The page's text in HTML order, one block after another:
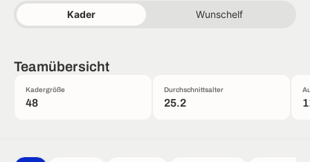
Kader Wunschelf
Teamübersicht
Kadergröße
48
Durchschnittsalter
25.2